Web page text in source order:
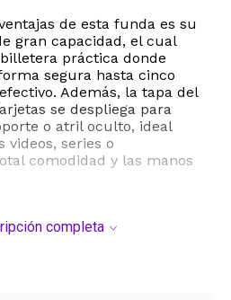
de esta funda es su
gran capacidad, el cual
práctica donde
segura hasta cinco
Además, la tapa del
se despliega para
o atril oculto, ideal
series o
comodidad y las manos
incorpora un protector de
completa